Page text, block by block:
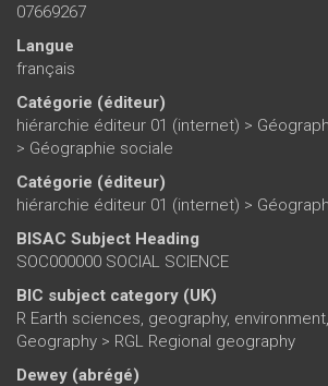
07669267
Langue
français
Catégorie (éditeur)
hiérarchie éditeur 01 (internet) >
> Géographie sociale
Catégorie (éditeur)
hiérarchie éditeur 01 (internet) >
BISAC Subject Heading
SOC000000 SOCIAL SCIENCE
BIC subject category (UK)
R Earth sciences, geography,
Geography > RGL Regional geography
Dewey (abrégé)